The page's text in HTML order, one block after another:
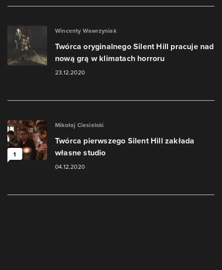
Wincenty Wawrzyniak
Twórca oryginalnego Silent Hill pracuje nad
nową grą w klimatach horroru
23.12.2020
1
Mikołaj Ciesielski
Twórca pierwszego Silent Hill zakłada
własne studio
04.12.2020